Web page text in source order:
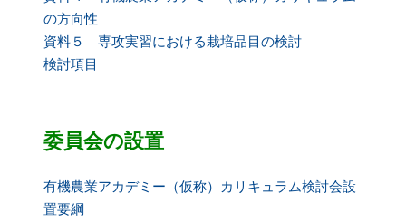
の方向性
資料５ 専攻実習における栽培品目の検討
検討項目
委員会の設置
有機農業アカデミー（仮称）カリキュラム検討会設
置要綱